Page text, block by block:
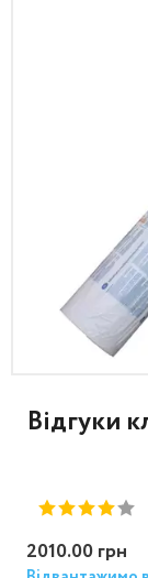
Відгуки
2010.00 грн